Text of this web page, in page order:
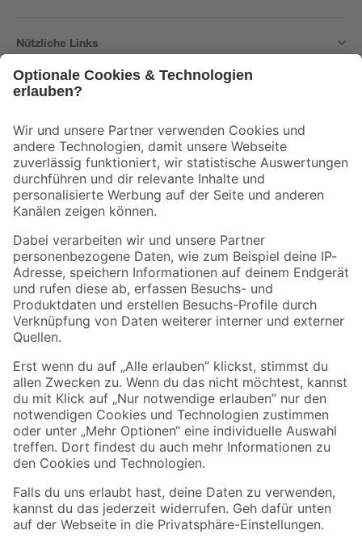
Nützliche Links
Der toom Newsletter: Keine Angebote und Aktionen mehr verpassen!
Zur Newsletter Anmeldung
Folge uns
Zahlungsarten Versandarten
Sicher einkaufen
Jetzt die toom-App herunterladen
Alle Preisangaben in EUR inkl. gesetzl. MwSt.. Die dargestellten Angebote sind unter
Umständen nicht in allen Märkten verfügbar. Die angegebenen Verfügbarkeiten beziehen